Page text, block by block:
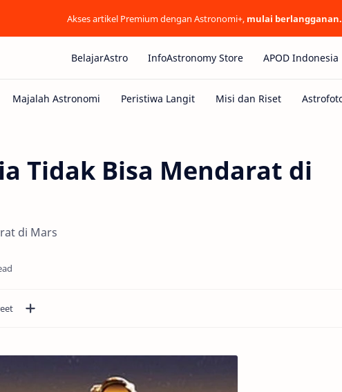
Akses artikel Premium dengan Astronomi+, mulai berlangganan.
BelajarAstro InfoAstronomy Store APOD Indonesia
Tidak Bisa Mendarat di
di Mars